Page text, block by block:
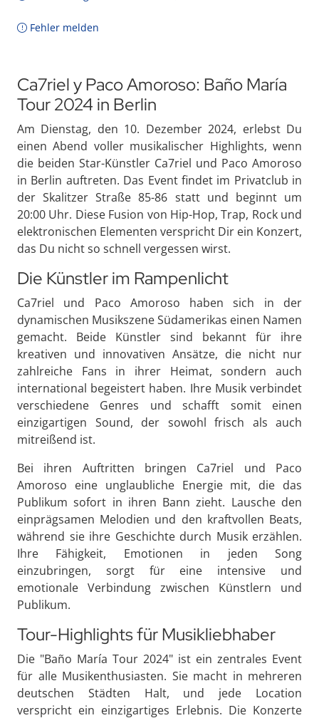
Fehler melden
Ca7riel y Paco Amoroso: Baño María
Tour 2024 in Berlin
Am Dienstag, den 10. Dezember 2024, erlebst Du
einen Abend voller musikalischer Highlights, wenn
die beiden Star-Künstler Ca7riel und Paco Amoroso
in Berlin auftreten. Das Event findet im Privatclub in
der Skalitzer Straße 85-86 statt und beginnt um
20:00 Uhr. Diese Fusion von Hip-Hop, Trap, Rock und
elektronischen Elementen verspricht Dir ein Konzert,
das Du nicht so schnell vergessen wirst.
Die Künstler im Rampenlicht
Ca7riel und Paco Amoroso haben sich in der
dynamischen Musikszene Südamerikas einen Namen
gemacht. Beide Künstler sind bekannt für ihre
kreativen und innovativen Ansätze, die nicht nur
zahlreiche Fans in ihrer Heimat, sondern auch
international begeistert haben. Ihre Musik verbindet
verschiedene Genres und schafft somit einen
einzigartigen Sound, der sowohl frisch als auch
mitreißend ist.
Bei ihren Auftritten bringen Ca7riel und Paco
Amoroso eine unglaubliche Energie mit, die das
Publikum sofort in ihren Bann zieht. Lausche den
einprägsamen Melodien und den kraftvollen Beats,
während sie ihre Geschichte durch Musik erzählen.
Ihre Fähigkeit, Emotionen in jeden Song
einzubringen, sorgt für eine intensive und
emotionale Verbindung zwischen Künstlern und
Publikum.
Tour-Highlights für Musikliebhaber
Die "Baño María Tour 2024" ist ein zentrales Event
für alle Musikenthusiasten. Sie macht in mehreren
deutschen Städten Halt, und jede Location
verspricht ein einzigartiges Erlebnis. Die Konzerte